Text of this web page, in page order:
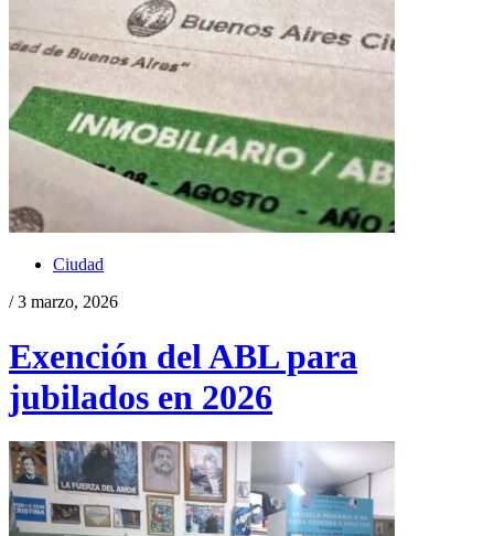
Ciudad
/ 3 marzo, 2026
Exención del ABL para
jubilados en 2026